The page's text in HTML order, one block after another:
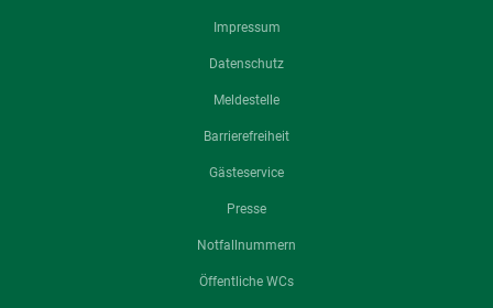
Impressum
Datenschutz
Meldestelle
Barrierefreiheit
Gästeservice
Presse
Notfallnummern
Öffentliche WCs